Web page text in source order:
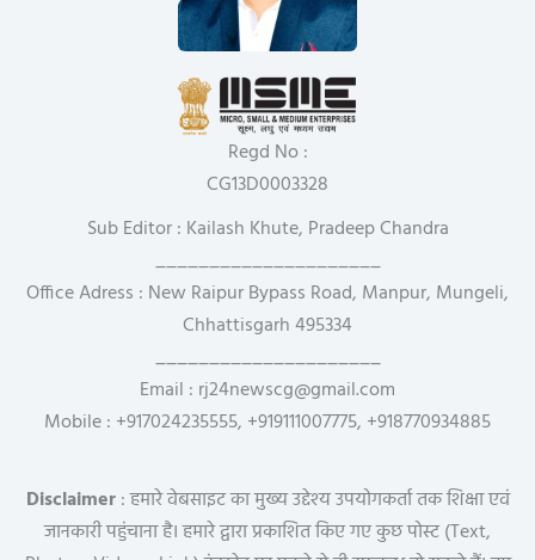
Regd No :
CG13D0003328
Sub Editor : Kailash Khute, Pradeep Chandra
_____________________
Office Adress : New Raipur Bypass Road, Manpur, Mungeli,
Chhattisgarh 495334
_____________________
Email : rj24newscg@gmail.com
Mobile : +917024235555, +919111007775, +918770934885
Disclaimer: हमारे वेबसाइट का मुख्य उद्देश्य उपयोगकर्ता तक शिक्षा एवं
जानकारी पहुंचाना है। हमारे द्वारा प्रकाशित किए गए कुछ पोस्ट (Text,